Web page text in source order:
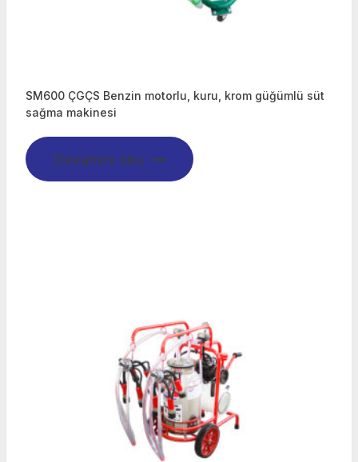
SM600 ÇGÇS Benzin motorlu, kuru, krom güğümlü süt
sağma makinesi
Devamını oku